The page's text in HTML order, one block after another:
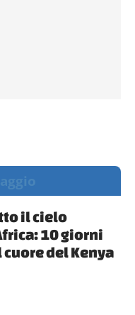
il cielo
10 giorni
cuore del Kenya